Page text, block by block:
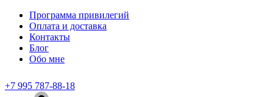
Программа привилегий
Оплата и доставка
Контакты
Блог
Обо мне
+7 995 787-88-18